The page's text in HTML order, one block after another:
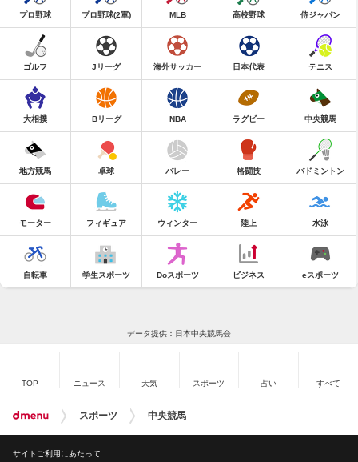
プロ野球 プロ野球(2軍) MLB 高校野球 侍ジャパン
ゴルフ Jリーグ 海外サッカー 日本代表 テニス
大相撲 Bリーグ NBA ラグビー 中央競馬
地方競馬 卓球 バレー 格闘技 バドミントン
モーター フィギュア ウィンター 陸上 水泳
自転車 学生スポーツ Doスポーツ ビジネス eスポーツ
データ提供：日本中央競馬会
TOP ニュース 天気 スポーツ 占い すべて
スポーツ 中央競馬
サイトご利用にあたって